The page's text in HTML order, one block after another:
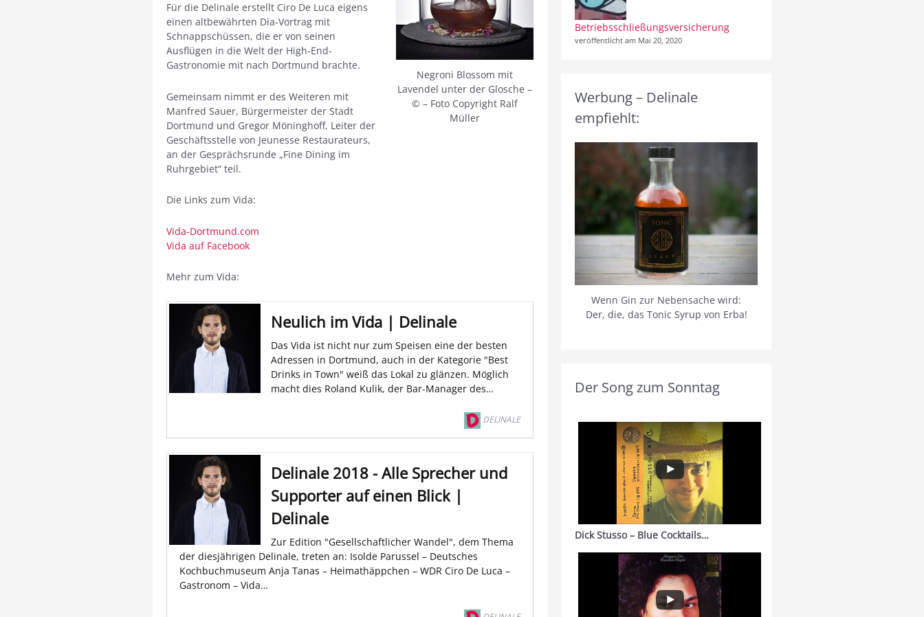
Negroni Blossom mit
Lavendel unter der Glosche –
© – Foto Copyright Ralf
Müller
Für die Delinale erstellt Ciro De Luca eigens
einen altbewährten Dia-Vortrag mit
Schnappschüssen, die er von seinen
Ausflügen in die Welt der High-End-
Gastronomie mit nach Dortmund brachte.
Gemeinsam nimmt er des Weiteren mit
Manfred Sauer, Bürgermeister der Stadt
Dortmund und Gregor Möninghoff, Leiter der
Geschäftsstelle von Jeunesse Restaurateurs,
an der Gesprächsrunde „Fine Dining im
Ruhrgebiet“ teil.
Die Links zum Vida:
Vida-Dortmund.com
Vida auf Facebook
Mehr zum Vida:
Neulich im Vida | Delinale
Das Vida ist nicht nur zum Speisen eine der besten
Adressen in Dortmund, auch in der Kategorie "Best
Drinks in Town" weiß das Lokal zu glänzen. Möglich
macht dies Roland Kulik, der Bar-Manager des…
DELINALE
Delinale 2018 - Alle Sprecher und
Supporter auf einen Blick |
Delinale
Zur Edition "Gesellschaftlicher Wandel", dem Thema
der diesjährigen Delinale, treten an: Isolde Parussel – Deutsches
Kochbuchmuseum Anja Tanas – Heimathäppchen – WDR Ciro De Luca –
Gastronom – Vida…
Betriebsschließungsversicherung
veröffentlicht am Mai 20, 2020
Werbung – Delinale
empfiehlt:
Wenn Gin zur Nebensache wird:
Der, die, das Tonic Syrup von Erba!
Der Song zum Sonntag
Dick Stusso – Blue Cocktails…